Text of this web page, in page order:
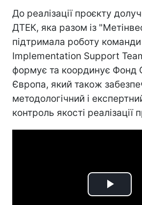
До реалізації проєкту
ДТЕК, яка разом із
підтримала роботу команди
Implementation Support
формує та координує Фонд
Європа, який також
методологічний і
контроль якості реалізації
Play